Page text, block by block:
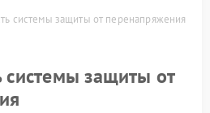
системы защиты от перенапряжения
системы защиты от